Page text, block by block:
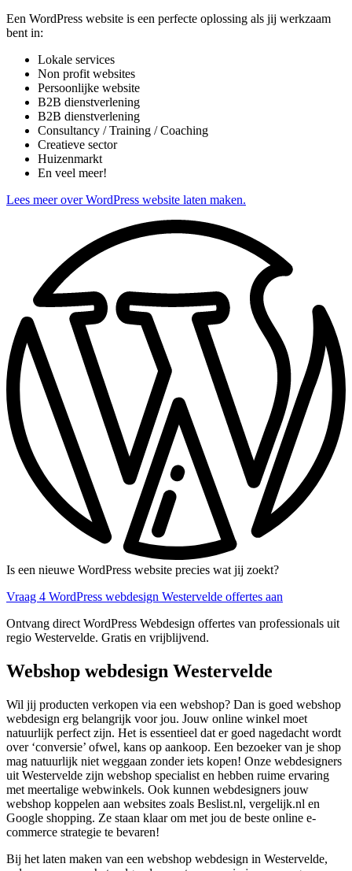
Een WordPress website is een perfecte oplossing als jij werkzaam
bent in:
Lokale services
Non profit websites
Persoonlijke website
B2B dienstverlening
B2B dienstverlening
Consultancy / Training / Coaching
Creatieve sector
Huizenmarkt
En veel meer!
Lees meer over WordPress website laten maken.
Is een nieuwe WordPress website precies wat jij zoekt?
Vraag 4 WordPress webdesign Westervelde offertes aan
Ontvang direct WordPress Webdesign offertes van professionals uit
regio Westervelde. Gratis en vrijblijvend.
Webshop webdesign Westervelde
Wil jij producten verkopen via een webshop? Dan is goed webshop
webdesign erg belangrijk voor jou. Jouw online winkel moet
natuurlijk perfect zijn. Het is essentieel dat er goed nagedacht wordt
over ‘conversie’ ofwel, kans op aankoop. Een bezoeker van je shop
mag natuurlijk niet weggaan zonder iets kopen! Onze webdesigners
uit Westervelde zijn webshop specialist en hebben ruime ervaring
met meertalige webwinkels. Ook kunnen webdesigners jouw
webshop koppelen aan websites zoals Beslist.nl, vergelijk.nl en
Google shopping. Ze staan klaar om met jou de beste online e-
commerce strategie te bevaren!
Bij het laten maken van een webshop webdesign in Westervelde,